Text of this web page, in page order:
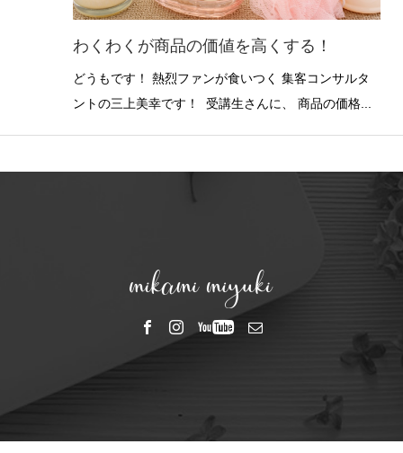
わくわくが商品の価値を高くする！
どうもです！ 熱烈ファンが食いつく 集客コンサルタ
ントの三上美幸です！ 受講生さんに、 商品の価格...